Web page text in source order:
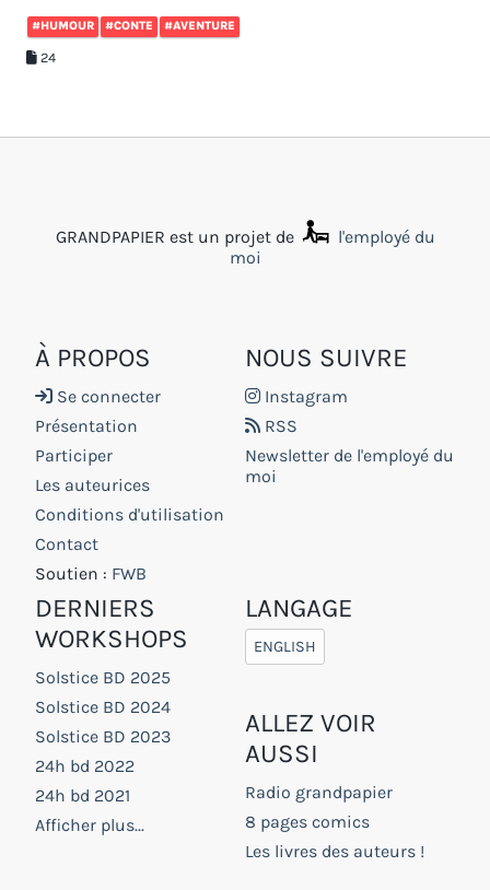
#HUMOUR #CONTE #AVENTURE
24
GRANDPAPIER est un projet de
l'employé du
moi
À PROPOS
Se connecter
Présentation
Participer
Les auteurices
Conditions d'utilisation
Contact
Soutien : FWB
NOUS SUIVRE
Instagram
RSS
Newsletter de l'employé du
moi
DERNIERS
WORKSHOPS
Solstice BD 2025
Solstice BD 2024
Solstice BD 2023
24h bd 2022
24h bd 2021
Afficher plus...
LANGAGE
ENGLISH
ALLEZ VOIR
AUSSI
Radio grandpapier
8 pages comics
Les livres des auteurs !